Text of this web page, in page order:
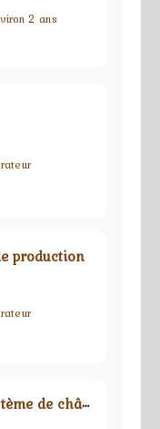
2 ans
production
L
es différents niveaux "Système de château"